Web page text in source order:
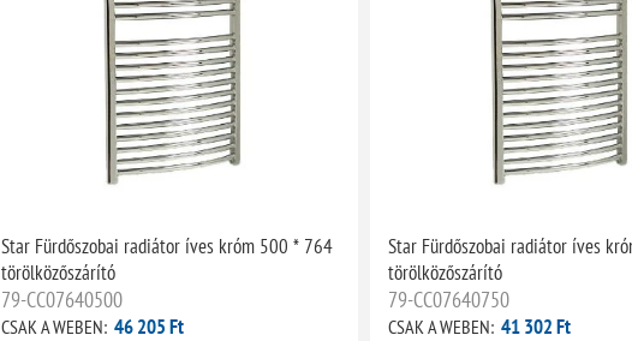
Star Fürdőszobai radiátor íves króm 500 * 764
törölközőszárító
79-CC07640500
CSAK A WEBEN: 46 205 Ft
Star Fürdőszobai radiátor íves
törölközőszárító
79-CC07640750
CSAK A WEBEN: 41 302 Ft